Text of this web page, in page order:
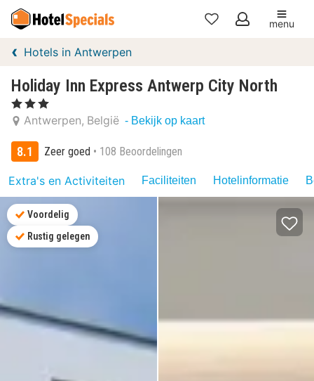
Mijn
menu
Hotels in Antwerpen
Holiday Inn Express Antwerp City North
, 3 Sterren
Antwerpen België - Bekijk op kaart
8.1 Zeer goed 108 Beoordelingen
Extra's en Activiteiten Faciliteiten Hotelinformatie
Voordelig
Rustig gelegen